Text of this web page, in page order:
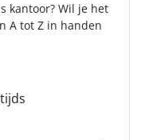
kantoor? Wil je het
A tot Z in handen